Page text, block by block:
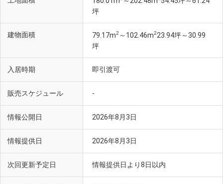
坪
建物面積 79.17m2 ～102.46m223.94坪～30.99
坪
入居時期 即引渡可
販売スケジュール -
情報公開日 2026年8月3日
情報提供日 2026年8月3日
次回更新予定日 情報提供日より8日以内